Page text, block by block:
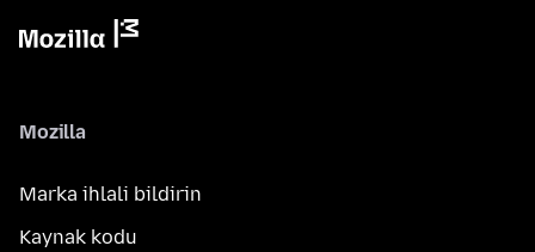
Mozilla
Marka ihlali bildirin
Kaynak kodu